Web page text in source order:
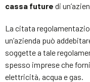
cassa future di
La citata
un’azienda può
soggette a tale
spesso imprese che
elettricità, acqua e gas.